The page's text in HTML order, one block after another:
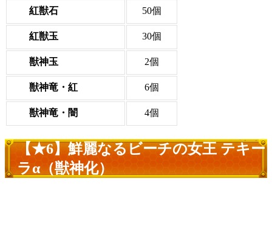
紅獣石
50個
紅獣玉 30個
獣神玉 2個
獣神竜・紅 6個
獣神竜・闇 4個
【★6】鮮麗なるビーチの女王 テキー
ラα（獣神化）